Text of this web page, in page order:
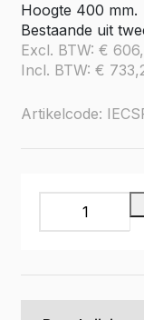
Hoogte 400 mm.
Bestaande uit
Excl. BTW: €
Incl. BTW: €
Artikelcode:
Aluminium
verhoogde
H400,